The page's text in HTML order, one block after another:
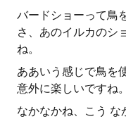
バードショーって鳥
さ、あのイルカのシ
ね。
ああいう感じで鳥を
意外に楽しいですね。
なかなかね、こう